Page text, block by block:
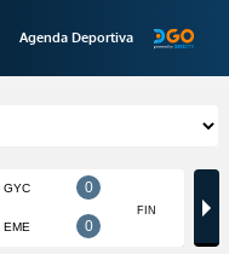
Agenda Deportiva